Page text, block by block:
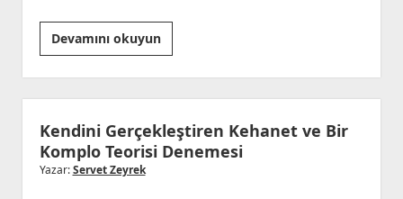
Devamını okuyunBir
Başbakan’ın
Cinayet
Günü:
17
Eylül
Kendini Gerçekleştiren Kehanet ve Bir
Komplo Teorisi Denemesi
Yazar:Servet Zeyrek